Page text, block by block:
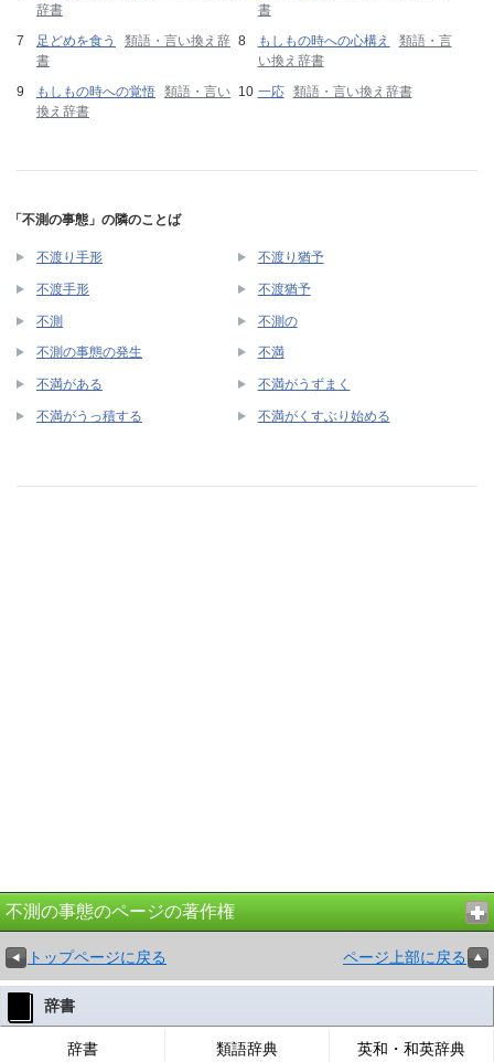
辞書
書
足どめを食う
類語・言い換え辞
書
もしもの時への心構え
類語・言
い換え辞書
もしもの時への覚悟 類語・言い
換え辞書
一応 類語・言い換え辞書
「不測の事態」の隣のことば
不渡り手形 不渡り猶予
不渡手形 不渡猶予
不測 不測の
不測の事態の発生 不満
不満がある 不満がうずまく
不満がうっ積する 不満がくすぶり始める
不測の事態のページの著作権
トップページに戻る ページ上部に戻る
辞書
辞書 類語辞典 英和・和英辞典